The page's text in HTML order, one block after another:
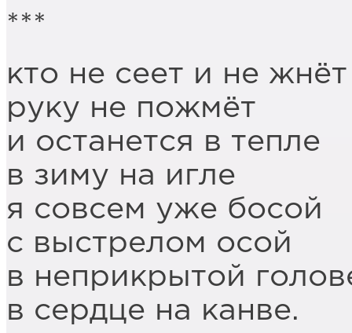
***
кто не сеет и не жнёт
руку не пожмёт
и останется в тепле
в зиму на игле
я совсем уже босой
с выстрелом осой
в неприкрытой
в сердце на канве.